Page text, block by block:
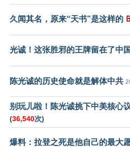
久闻其名，原来“天书”是这样的
光诚！这张胜邪的王牌留在了中国
陈光诚的历史使命就是解体中共
别玩儿啦！陈光诚挑下中美核心
(36,540次)
爆料：拉登之死是他自己的最大